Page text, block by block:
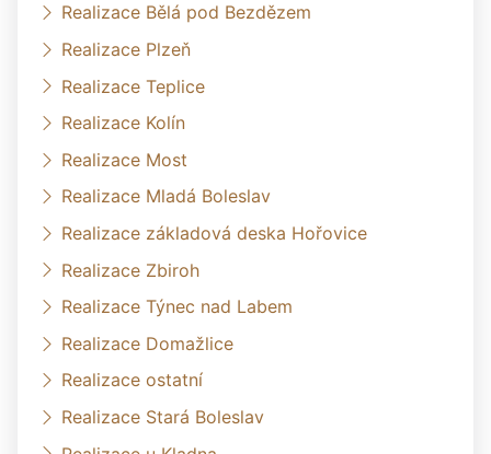
Realizace Bělá pod Bezdězem
Realizace Plzeň
Realizace Teplice
Realizace Kolín
Realizace Most
Realizace Mladá Boleslav
Realizace základová deska Hořovice
Realizace Zbiroh
Realizace Týnec nad Labem
Realizace Domažlice
Realizace ostatní
Realizace Stará Boleslav